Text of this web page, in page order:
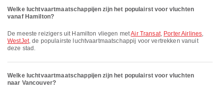
Welke luchtvaartmaatschappijen zijn het populairst voor vluchten
vanaf Hamilton?
De meeste reizigers uit Hamilton vliegen metAir Transat, Porter Airlines,
WestJet, de populairste luchtvaartmaatschappij voor vertrekken vanuit
deze stad.
Welke luchtvaartmaatschappijen zijn het populairst voor vluchten
naar Vancouver?